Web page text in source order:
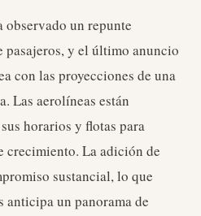
observado un repunte
pasajeros, y el último anuncio
con las proyecciones de una
Las aerolíneas están
horarios y flotas para
crecimiento. La adición de
sustancial, lo que
un panorama de